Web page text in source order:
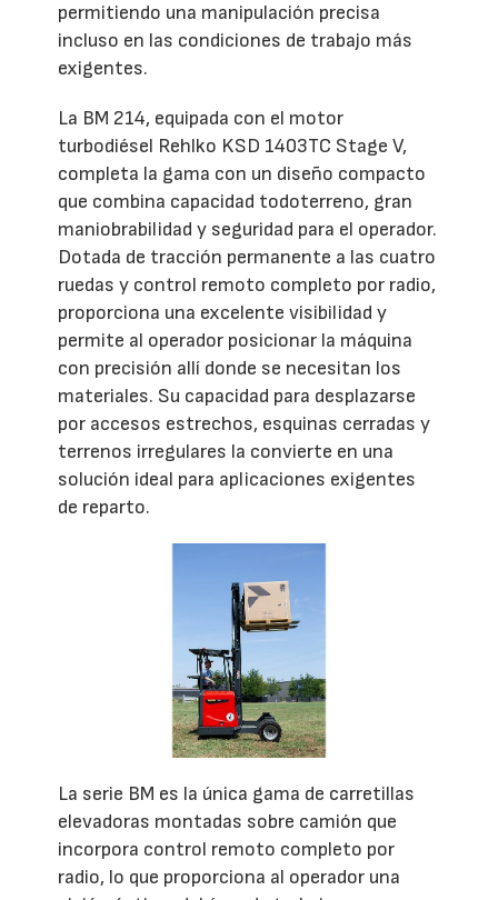
permitiendo una manipulación precisa
incluso en las condiciones de trabajo más
exigentes.
La BM 214, equipada con el motor
turbodiésel Rehlko KSD 1403TC Stage V,
completa la gama con un diseño compacto
que combina capacidad todoterreno, gran
maniobrabilidad y seguridad para el operador.
Dotada de tracción permanente a las cuatro
ruedas y control remoto completo por radio,
proporciona una excelente visibilidad y
permite al operador posicionar la máquina
con precisión allí donde se necesitan los
materiales. Su capacidad para desplazarse
por accesos estrechos, esquinas cerradas y
terrenos irregulares la convierte en una
solución ideal para aplicaciones exigentes
de reparto.
La serie BM es la única gama de carretillas
elevadoras montadas sobre camión que
incorpora control remoto completo por
radio, lo que proporciona al operador una